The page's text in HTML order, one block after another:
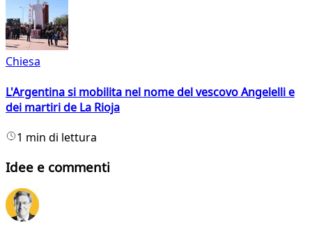
Chiesa
L'Argentina si mobilita nel nome del vescovo Angelelli e
dei martiri de La Rioja
1 min di lettura
Idee e commenti